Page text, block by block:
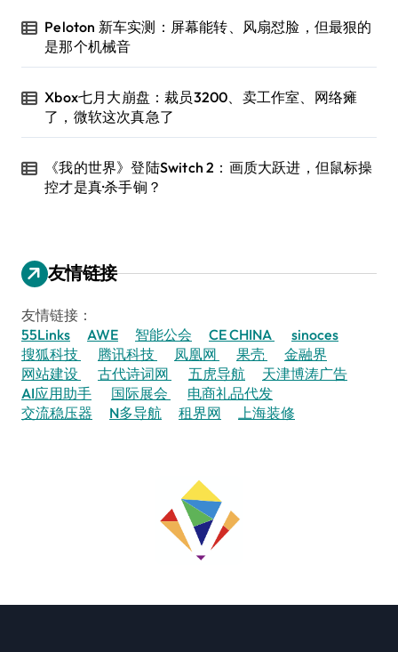
Peloton 新车实测：屏幕能转、风扇怼脸，但最狠的
是那个机械音
Xbox七月大崩盘：裁员3200、卖工作室、网络瘫
了，微软这次真急了
《我的世界》登陆Switch 2：画质大跃进，但鼠标操
控才是真·杀手锏？
友情链接
友情链接：
55Links
AWE 智能公会 CE CHINA
sinoces
搜狐科技
腾讯科技 凤凰网 果壳
金融界
网站建设
古代诗词网 五虎导航
天津博涛广告
AI应用助手
国际展会
电商礼品代发
交流稳压器
N多导航 租界网 上海装修